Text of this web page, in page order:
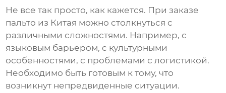
Не все так просто, как кажется. При заказе
пальто из Китая можно столкнуться с
различными сложностями. Например, с
языковым барьером, с культурными
особенностями, с проблемами с логистикой.
Необходимо быть готовым к тому, что
возникнут непредвиденные ситуации.